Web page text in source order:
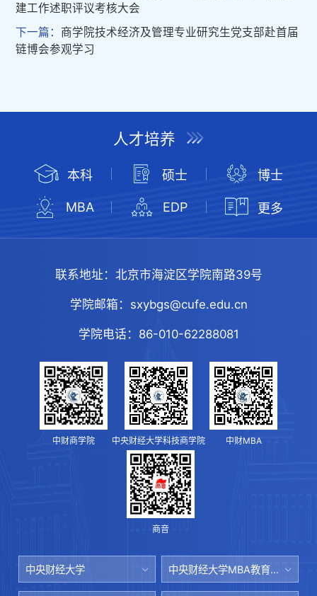
建工作述职评议考核大会
下一篇： 商学院技术经济及管理专业研究生党支部赴首届
链博会参观学习
人才培养
本科 硕士 博士
MBA EDP 更多
联系地址： 北京市海淀区学院南路39号
学院邮箱： sxybgs@cufe.edu.cn
学院电话： 86-010-62288081
中财商学院 中央财经大学科技商学院 中财MBA
商音
中央财经大学 中央财经大学MBA教育中心